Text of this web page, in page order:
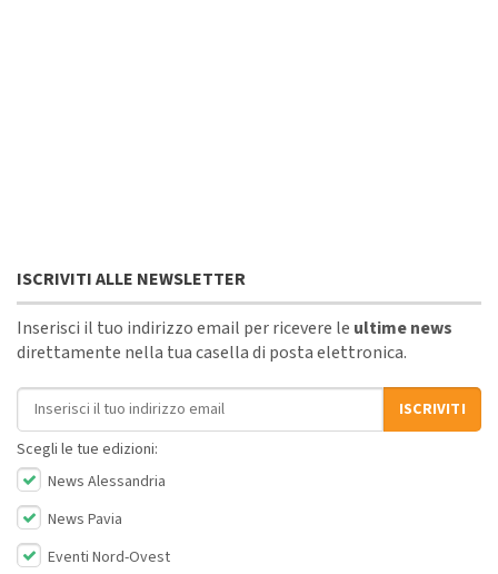
ISCRIVITI ALLE NEWSLETTER
Inserisci il tuo indirizzo email per ricevere le ultime news
direttamente nella tua casella di posta elettronica.
Indirizzo email
ISCRIVITI
Scegli le tue edizioni:
News Alessandria
News Pavia
Eventi Nord-Ovest